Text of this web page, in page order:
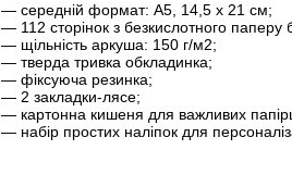
— середній формат: А5, 14,5 х 21 см;
— 112 сторінок з безкислотного паперу
— щільність аркуша: 150 г/м2;
— тверда тривка обкладинка;
— фіксуюча резинка;
— 2 закладки-лясе;
— картонна кишеня для важливих
— набір простих наліпок для